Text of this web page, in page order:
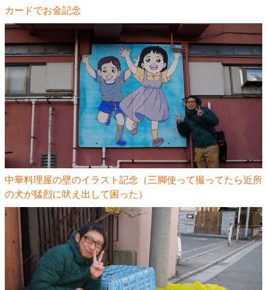
カードでお金記念
中華料理屋の壁のイラスト記念（三脚使って撮ってたら近所
の犬が猛烈に吠え出して困った）